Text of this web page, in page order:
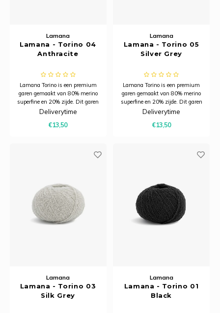
Lamana
Lamana - Torino 04
Anthracite
Lamana Torino is een premium
garen gemaakt van 80% merino
superfine en 20% zijde. Dit garen
combineert de zachtheid en
subtiele glans van zijde.
Deliverytime
€13,50
Lamana
Lamana - Torino 05
Silver Grey
Lamana Torino is een premium
garen gemaakt van 80% merino
superfine en 20% zijde. Dit garen
combineert de zachtheid en
subtiele glans van zijde.
Deliverytime
€13,50
Lamana
Lamana - Torino 03
Silk Grey
Lamana
Lamana - Torino 01
Black